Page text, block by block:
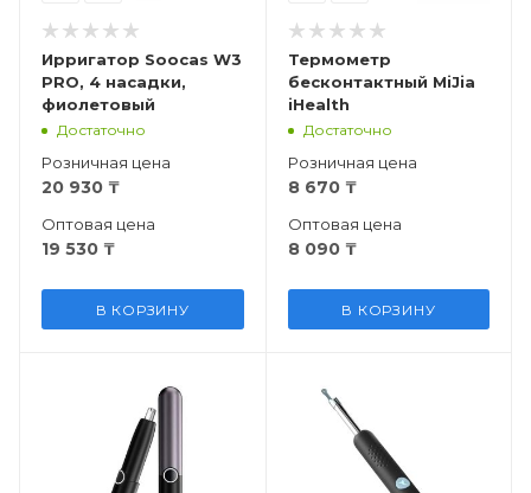
Ирригатор Soocas W3
PRO, 4 насадки,
фиолетовый
Достаточно
Розничная цена
20 930 ₸
Оптовая цена
19 530 ₸
В КОРЗИНУ
Термометр
бесконтактный MiJia
iHealth
Достаточно
Розничная цена
8 670₸
Оптовая цена
8 090₸
В КОРЗИНУ